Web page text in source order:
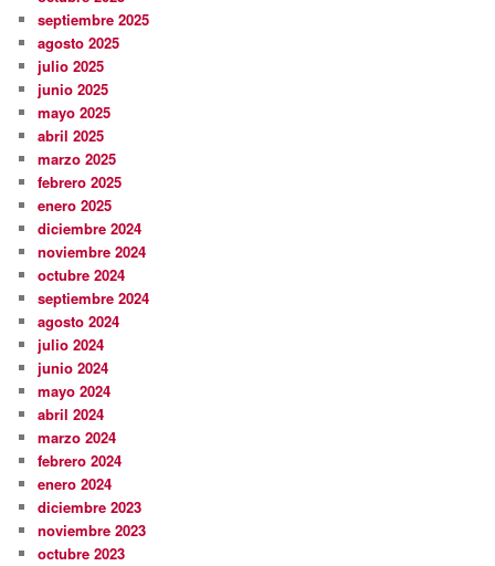
septiembre 2025
agosto 2025
julio 2025
junio 2025
mayo 2025
abril 2025
marzo 2025
febrero 2025
enero 2025
diciembre 2024
noviembre 2024
octubre 2024
septiembre 2024
agosto 2024
julio 2024
junio 2024
mayo 2024
abril 2024
marzo 2024
febrero 2024
enero 2024
diciembre 2023
noviembre 2023
octubre 2023